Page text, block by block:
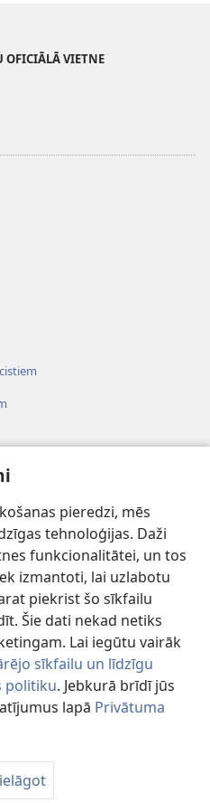
pieredzi, mēs
tehnoloģijas. Daži
funkcionalitātei, un tos
izmantoti, lai uzlabotu
piekrist šo sīkfailu
Šie dati nekad netiks
Lai iegūtu vairāk
sīkfailu un līdzīgu
politiku. Jebkurā brīdī jūs
lapā Privātuma
OFICIĀLĀ VIETNE
and Tract Society of Pennsylvania.